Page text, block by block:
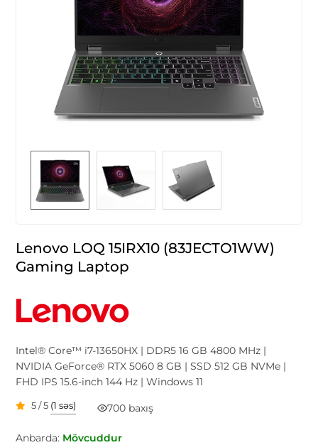
Lenovo LOQ 15IRX10 (83JECTO1WW)
Gaming Laptop
Intel® Core™ i7-13650HX | DDR5 16 GB 4800 MHz |
NVIDIA GeForce® RTX 5060 8 GB | SSD 512 GB NVMe |
FHD IPS 15.6-inch 144 Hz | Windows 11
5 / 5 (1 səs) 700 baxış
Anbarda: Mövcuddur